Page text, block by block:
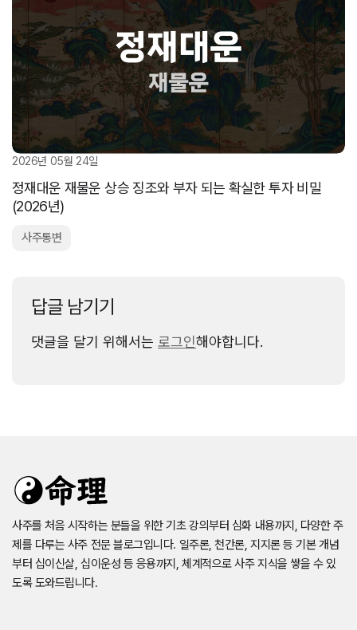
2026년 05월 24일
정재대운 재물운 상승 징조와 부자 되는 확실한 투자 비밀
(2026년)
사주통변
답글 남기기
댓글을 달기 위해서는 로그인해야합니다.
사주를 처음 시작하는 분들을 위한 기초 강의부터 심화 내용까지, 다양한 주
제를 다루는 사주 전문 블로그입니다. 일주론, 천간론, 지지론 등 기본 개념
부터 십이신살, 십이운성 등 응용까지, 체계적으로 사주 지식을 쌓을 수 있
도록 도와드립니다.